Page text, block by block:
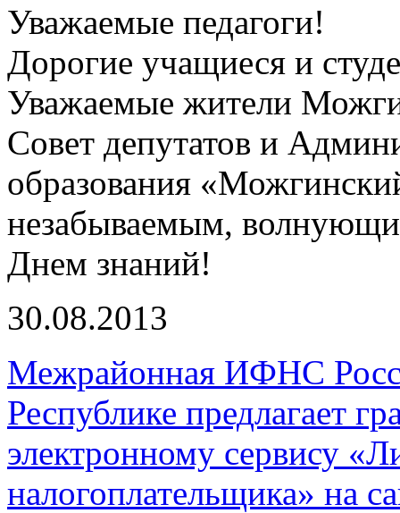
Уважаемые педагоги!
Дорогие учащиеся и
Уважаемые жители
Совет депутатов и
образования
незабываемым,
Днем знаний!
30.08.2013
Межрайонная ИФНС
Республике предлагает
электронному сервису
налогоплательщика» на